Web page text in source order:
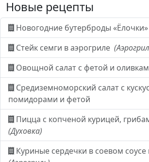
Новые рецепты
Новогодние бутерброды
Стейк семги в аэрогриле
Овощной салат с фетой и
Средиземноморский салат с
помидорами и фетой
Пицца с копченой курицей,
(Духовка)
Куриные сердечки в соевом соусе